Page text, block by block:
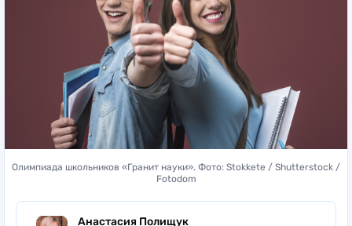
Олимпиада школьников «Гранит науки». Фото: Stokkete / Shutterstock /
Fotodom
Анастасия Полищук